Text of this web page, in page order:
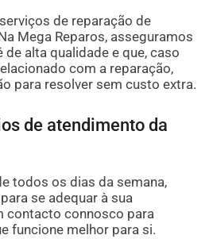
de reparação de
Mega Reparos, asseguramos
alta qualidade e que, caso
com a reparação,
para resolver sem custo extra.
de atendimento da
todos os dias da semana,
se adequar à sua
contacto connosco para
funcione melhor para si.